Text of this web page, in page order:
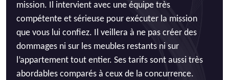
mission. Il intervient avec une équipe très
compétente et sérieuse pour exécuter la mission
que vous lui confiez. Il veillera à ne pas créer des
dommages ni sur les meubles restants ni sur
l’appartement tout entier. Ses tarifs sont aussi très
abordables comparés à ceux de la concurrence.